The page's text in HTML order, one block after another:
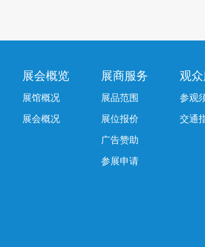
展会概览
展馆概况
展会概况
展商服务
展品范围
展位报价
广告赞助
参展申请
观
参观
交通